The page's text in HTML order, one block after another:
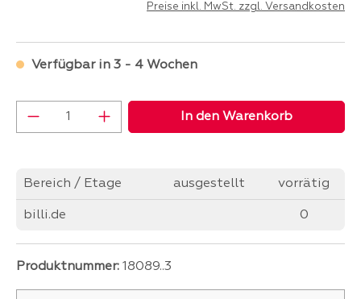
Preise inkl. MwSt. zzgl. Versandkosten
Verfügbar in 3 - 4 Wochen
Produkt Anzahl: Gib den gewünschten
In den Warenkorb
Bereich / Etage ausgestellt vorrätig
billi.de 0
Produktnummer: 18089..3